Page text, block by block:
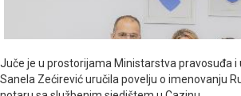
Juče je u prostorijama Ministarstva pravosuđa i
Sanela Zećirević uručila povelju o imenovanju